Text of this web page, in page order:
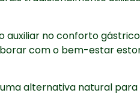
auxiliar no conforto
com o bem-estar
alternativa natural